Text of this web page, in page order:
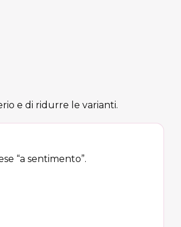
e di ridurre le varianti.
“a sentimento”.